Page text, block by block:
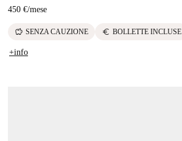
450 €/mese
savings SENZA CAUZIONE euro BOLLETTE INCLUSE
+info